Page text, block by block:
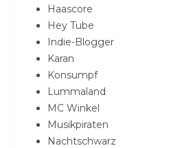
Haascore
Hey Tube
Indie-Blogger
Karan
Konsumpf
Lummaland
MC Winkel
Musikpiraten
Nachtschwarz